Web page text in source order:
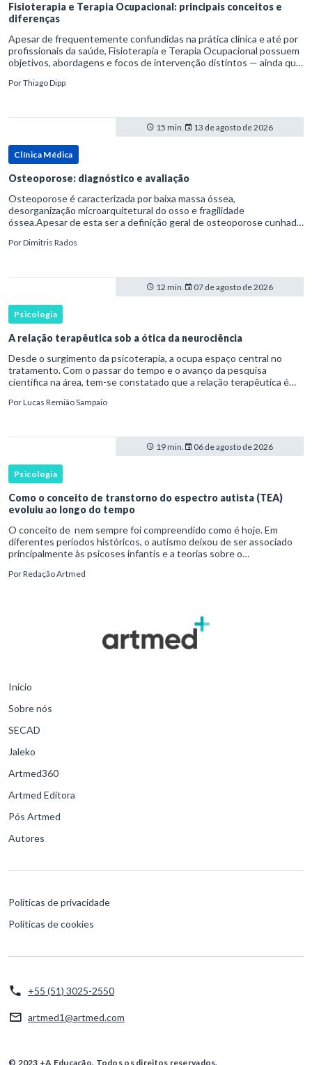
Fisioterapia e Terapia Ocupacional: principais conceitos e
diferenças
Apesar de frequentemente confundidas na prática clínica e até por
profissionais da saúde, Fisioterapia e Terapia Ocupacional possuem
objetivos, abordagens e focos de intervenção distintos — ainda que
PorThiago Dipp
15 min. 13 de agosto de 2026
Clínica Médica
Osteoporose: diagnóstico e avaliação
Osteoporose é caracterizada por baixa massa óssea,
desorganização microarquitetural do osso e fragilidade
óssea.Apesar de esta ser a definição geral de osteoporose cunhada
patofisiológico, e não c
PorDimitris Rados
12 min. 07 de agosto de 2026
Psicologia
A relação terapêutica sob a ótica da neurociência
Desde o surgimento da psicoterapia, a ocupa espaço central no
tratamento. Com o passar do tempo e o avanço da pesquisa
científica na área, tem-se constatado que a relação terapêutica é
PorLucas Remião Sampaio
19 min. 06 de agosto de 2026
Psicologia
Como o conceito de transtorno do espectro autista (TEA)
evoluiu ao longo do tempo
O conceito de nem sempre foi compreendido como é hoje. Em
diferentes períodos históricos, o autismo deixou de ser associado
principalmente às psicoses infantis e a teorias sobre o
transtorno do des
PorRedação Artmed
Início
Sobre nós
SECAD
Jaleko
Artmed360
Artmed Editora
Pós Artmed
Autores
Políticas de privacidade
Políticas de cookies
+55 (51) 3025-2550
artmed1@artmed.com
© 2023 +A Educação. Todos os direitos reservados.